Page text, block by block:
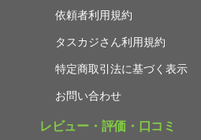
依頼者利用規約
タスカジさん利用規約
特定商取引法に基づく表示
お問い合わせ
レビュー・評価・口コミ